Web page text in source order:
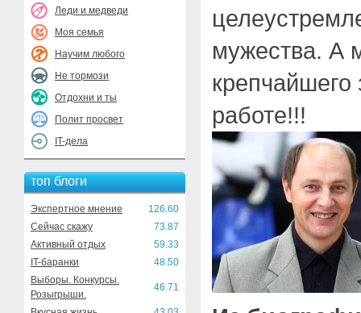
Леди и медведи
Моя семья
Научим любого
Не тормози
Отдохни и ты
Полит просвет
IT-дела
топ блоги
Экспертное мнение
126.60
Сейчас скажу
73.87
Активный отдых
59.33
IT-баранки
48.50
Выборы. Конкурсы.
Розыгрыши.
46.71
мужества. А
крепчайшего
работе!!!